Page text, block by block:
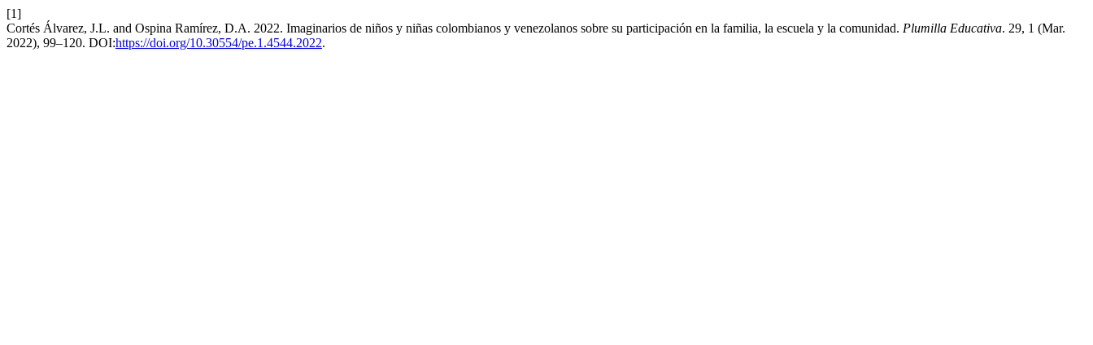
[1]
Cortés Álvarez, J.L. and Ospina Ramírez, D.A. 2022. Imaginarios de niños y niñas colombianos y venezolanos sobre su participación en la familia, la escuela y la comunidad. Plumilla Educativa. 29, 1 (Mar.
2022), 99–120. DOI:https://doi.org/10.30554/pe.1.4544.2022.